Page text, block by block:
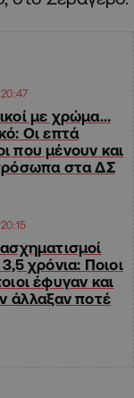
με χρώμα…
Οι επτά
που μένουν και
στα ΔΣ
χρόνια: Ποιοι
έφυγαν και
άλλαξαν ποτέ